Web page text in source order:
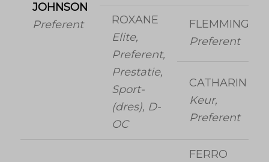
JOHNSON
Preferent
ROXANE
Elite,
Preferent,
Prestatie,
Sport-
(dres), D-
OC
FLEMMINGH
Preferent
CATHARIN
Keur,
Preferent
FERRO